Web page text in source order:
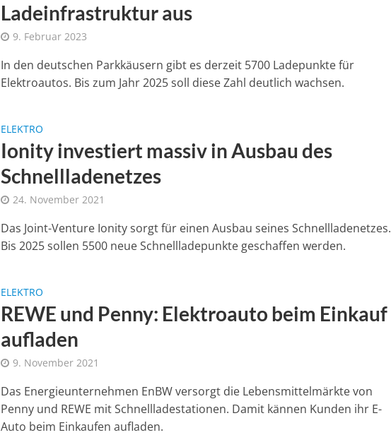
Ladeinfrastruktur aus
9. Februar 2023
In den deutschen Parkkäusern gibt es derzeit 5700 Ladepunkte für
Elektroautos. Bis zum Jahr 2025 soll diese Zahl deutlich wachsen.
ELEKTRO
Ionity investiert massiv in Ausbau des
Schnellladenetzes
24. November 2021
Das Joint-Venture Ionity sorgt für einen Ausbau seines Schnellladenetzes.
Bis 2025 sollen 5500 neue Schnellladepunkte geschaffen werden.
ELEKTRO
REWE und Penny: Elektroauto beim Einkauf
aufladen
9. November 2021
Das Energieunternehmen EnBW versorgt die Lebensmittelmärkte von
Penny und REWE mit Schnellladestationen. Damit kännen Kunden ihr E-
Auto beim Einkaufen aufladen.